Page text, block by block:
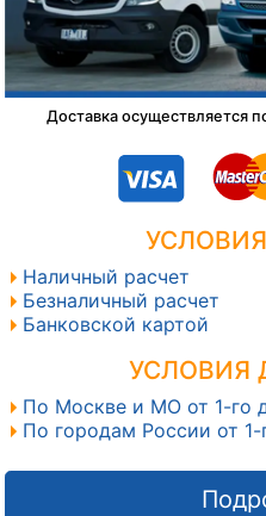
Доставка осуществляется
Наличный расчет
Безналичный расчет
Банковской картой
УСЛОВИЯ
По Москве и МО от 1-го
По городам России от 1-